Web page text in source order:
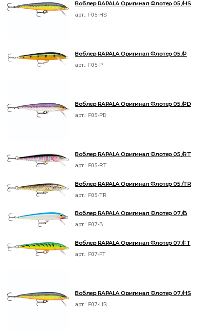
Воблер RAPALA Оригинал Флотер 05 /HS
арт.: F05-HS
Воблер RAPALA Оригинал Флотер 05 /P
арт.: F05-P
Воблер RAPALA Оригинал Флотер 05 /PD
арт.: F05-PD
Воблер RAPALA Оригинал Флотер 05 /RT
арт.: F05-RT
Воблер RAPALA Оригинал Флотер 05 /TR
арт.: F05-TR
Воблер RAPALA Оригинал Флотер 07 /B
арт.: F07-B
Воблер RAPALA Оригинал Флотер 07 /FT
арт.: F07-FT
Воблер RAPALA Оригинал Флотер 07 /HS
арт.: F07-HS